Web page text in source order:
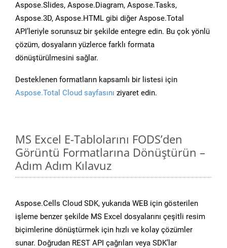
Aspose.Slides, Aspose.Diagram, Aspose.Tasks,
Aspose.3D, Aspose.HTML gibi diğer Aspose.Total
API’leriyle sorunsuz bir şekilde entegre edin. Bu çok yönlü
çözüm, dosyaların yüzlerce farklı formata
dönüştürülmesini sağlar.
Desteklenen formatların kapsamlı bir listesi için
Aspose.Total Cloud sayfasını ziyaret edin.
MS Excel E-Tablolarını FODS’den
Görüntü Formatlarına Dönüştürün –
Adım Adım Kılavuz
Aspose.Cells Cloud SDK, yukarıda WEB için gösterilen
işleme benzer şekilde MS Excel dosyalarını çeşitli resim
biçimlerine dönüştürmek için hızlı ve kolay çözümler
sunar. Doğrudan REST API çağrıları veya SDK’lar